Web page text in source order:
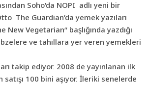
Soho’da NOPI adlı yeni bir
The Guardian’da yemek yazıları
New Vegetarian“ başlığında yazdığı
ve tahıllara yer veren yemekleri
takip ediyor. 2008 de yayınlanan ilk
satışı 100 bini aşıyor. İleriki senelerde